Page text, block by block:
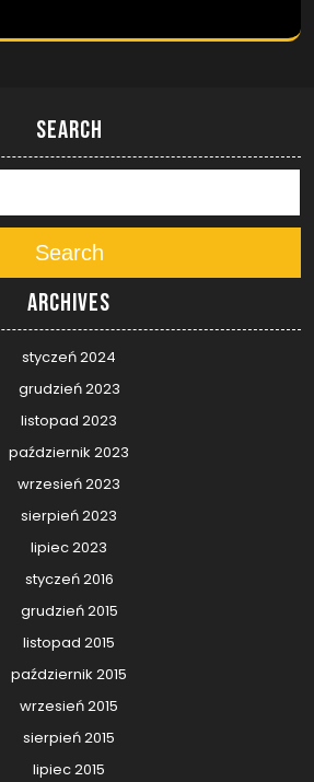
Search
Search
Archives
styczeń 2024
grudzień 2023
listopad 2023
październik 2023
wrzesień 2023
sierpień 2023
lipiec 2023
styczeń 2016
grudzień 2015
listopad 2015
październik 2015
wrzesień 2015
sierpień 2015
lipiec 2015